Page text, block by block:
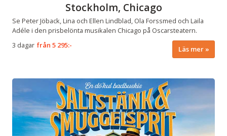
Stockholm, Chicago
Se Peter Jöback, Lina och Ellen Lindblad, Ola Forssmed och Laila
Adéle i den prisbelönta musikalen Chicago på Oscarsteatern.
3 dagar från5 295:- Läs mer